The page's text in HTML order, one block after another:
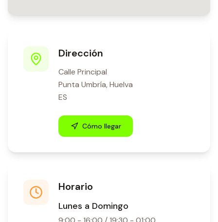
Dirección
Calle Principal
Punta Umbría,Huelva
ES
Cómo llegar
Horario
Lunes a Domingo